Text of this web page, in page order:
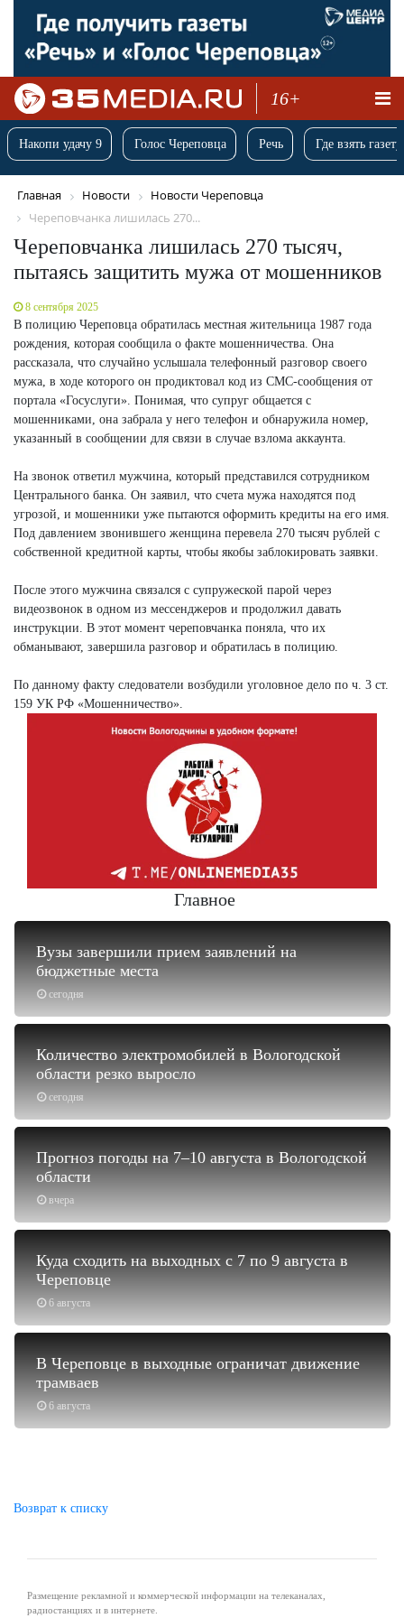
16+
Накопи удачу 9 Голос Череповца Речь Где взять
Главная Новости
Новости Череповца
Череповчанка лишилась 270...
Череповчанка лишилась 270 тысяч,
пытаясь защитить мужа от мошенников
8 сентября 2025
В полицию Череповца обратилась местная жительница 1987 года
рождения, которая сообщила о факте мошенничества. Она
рассказала, что случайно услышала телефонный разговор своего
мужа, в ходе которого он продиктовал код из СМС-сообщения от
портала «Госуслуги». Понимая, что супруг общается с
мошенниками, она забрала у него телефон и обнаружила номер,
указанный в сообщении для связи в случае взлома аккаунта.
На звонок ответил мужчина, который представился сотрудником
Центрального банка. Он заявил, что счета мужа находятся под
угрозой, и мошенники уже пытаются оформить кредиты на его имя.
Под давлением звонившего женщина перевела 270 тысяч рублей с
собственной кредитной карты, чтобы якобы заблокировать заявки.
После этого мужчина связался с супружеской парой через
видеозвонок в одном из мессенджеров и продолжил давать
инструкции. В этот момент череповчанка поняла, что их
обманывают, завершила разговор и обратилась в полицию.
По данному факту следователи возбудили уголовное дело по ч. 3 ст.
159 УК РФ «Мошенничество».
Главное
сегодня
Вузы завершили прием заявлений на
бюджетные места
сегодня
Количество электромобилей в Вологодской
области резко выросло
вчера
Прогноз погоды на 7–10 августа в Вологодской
области
6 августа
Куда сходить на выходных с 7 по 9 августа в
Череповце
6 августа
В Череповце в выходные ограничат движение
трамваев
Возврат к списку
Размещение рекламной и коммерческой информации на телеканалах,
радиостанциях и в интернете.